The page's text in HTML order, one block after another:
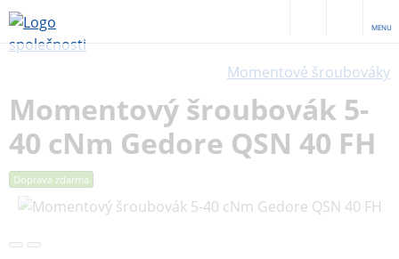
MENU
Momentové šroubováky
Momentový šroubovák 5-
40 cNm Gedore QSN 40 FH
Doprava zdarma